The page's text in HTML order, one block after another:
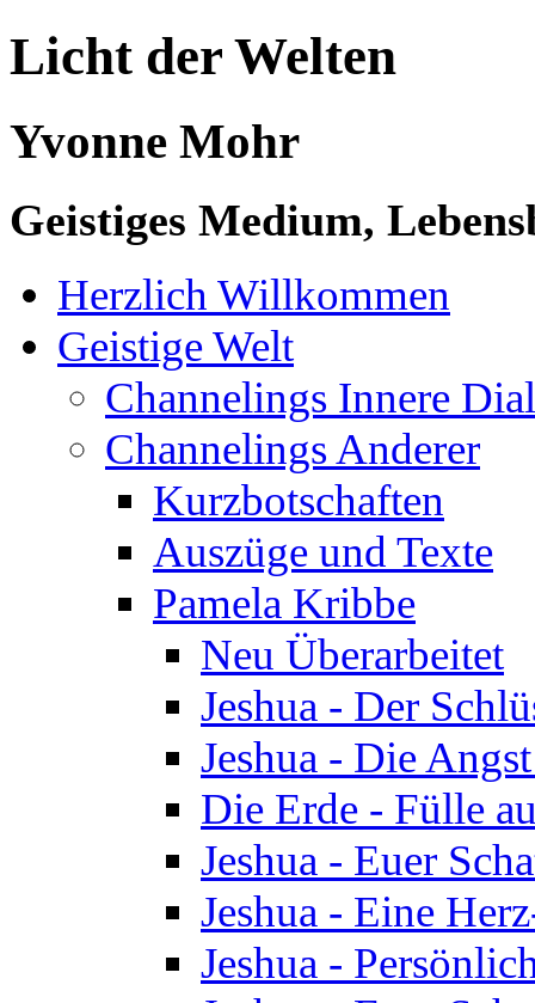
Licht der Welten
Yvonne Mohr
Geistiges Medium,
Herzlich Willkommen
Geistige Welt
Channelings Innere
Channelings Anderer
Kurzbotschaften
Auszüge und Texte
Pamela Kribbe
Neu Überarbeitet
Jeshua - Der
Jeshua - Die
Die Erde - Fülle
Jeshua - Euer
Jeshua - Eine
Jeshua -